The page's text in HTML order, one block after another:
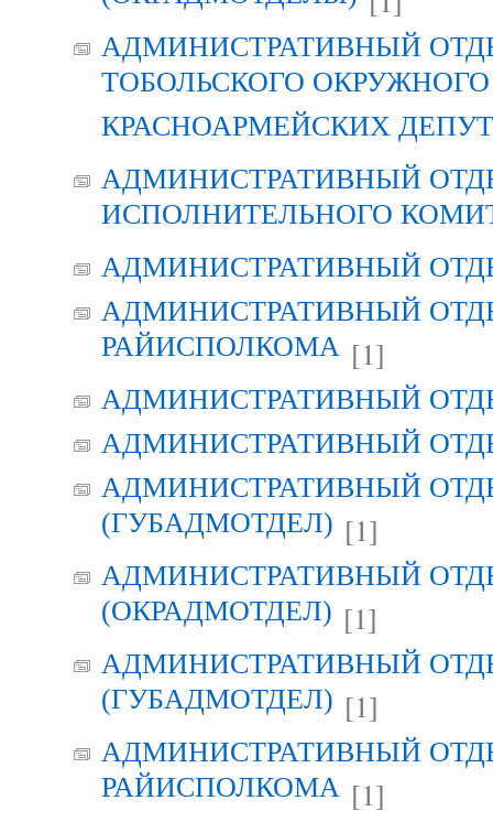
АДМИНИСТРАТИВНЫЙ
ТОБОЛЬСКОГО
КРАСНОАРМЕЙСКИХ
АДМИНИСТРАТИВНЫЙ
ИСПОЛНИТЕЛЬНОГО
АДМИНИСТРАТИВНЫЙ
АДМИНИСТРАТИВНЫЙ
РАЙИСПОЛКОМА [1]
АДМИНИСТРАТИВНЫЙ
АДМИНИСТРАТИВНЫЙ
АДМИНИСТРАТИВНЫЙ
(ГУБАДМОТДЕЛ) [1]
АДМИНИСТРАТИВНЫЙ
(ОКРАДМОТДЕЛ) [1]
АДМИНИСТРАТИВНЫЙ
(ГУБАДМОТДЕЛ) [1]
АДМИНИСТРАТИВНЫЙ
РАЙИСПОЛКОМА [1]